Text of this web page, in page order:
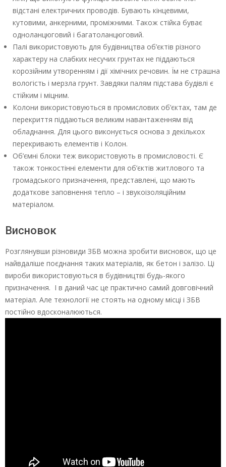
відстані електричних проводів. Бувають кінцевими,
кутовими, анкерними, проміжними. Також стійка буває
одноланцюговий і багатоланцюговий.
Палі використовують для будівництва об’єктів різного
характеру на слабких несучих грунтах не піддаються
корозійним утворенням і дії хімічних речовин. Їм не страшна
вологість і мерзла грунт. Завдяки палям підстава будівлі є
стійким і міцним.
Колони використовуються в промислових об’єктах, там де
перекриття піддаються великим навантаженням від
обладнання. Для цього виконується основа з декількох
перекривають елементів і Колон.
Об’ємні блоки теж використовують в промисловості. Є
також тонкостінні елементи для об’єктів житлового та
громадського призначення, представлені, що мають
додаткове заповнення тепло – і звукоізоляційним
матеріалом.
Висновок
Розглянувши різновиди ЗБВ можна зробити висновок, що це
найвдаліше поєднання таких матеріалів, як бетон і залізо. Ці
вироби використовуються в будівництві будь-якого
призначення. І в даний час це практично самий довговічний
матеріал. Але технології не стоять на одному місці і ЗБВ
постійно вдосконалюються.